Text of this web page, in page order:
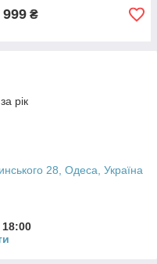
999 ₴
рік
28, Одеса, Україна